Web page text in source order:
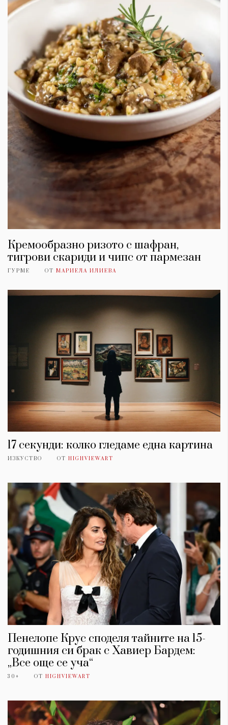
Кремообразно ризото с шафран,
тигрови скариди и чипс от пармезан
ГУРМЕ ОТ МАРИЕЛА ИЛИЕВА
17 секунди: колко гледаме една картина
ИЗКУСТВО ОТ HIGHVIEWART
Пенелопе Крус споделя тайните на 15-
годишния си брак с Хавиер Бардем:
„Все още се уча“
30+ ОТ HIGHVIEWART